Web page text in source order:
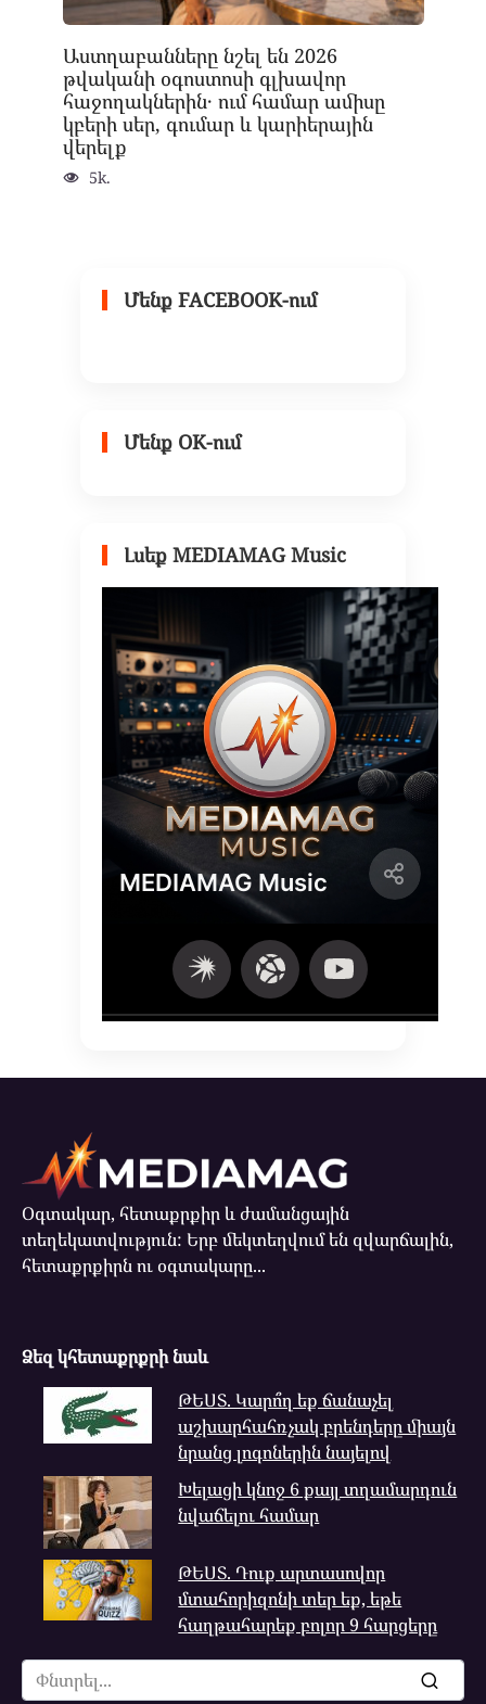
Աստղաբանները նշել են 2026
թվականի օգոստոսի գլխավոր
հաջողակներին․ ում համար ամիսը
կբերի սեր, գումար և կարիերային
վերելք
5k.
Մենք FACEBOOK-ում
Մենք OK-ում
Լսեք MEDIAMAG Music
Օգտակար, հետաքրքիր և ժամանցային
տեղեկատվություն: Երբ մեկտեղվում են զվարճալին,
հետաքրքիրն ու օգտակարը...
Ձեզ կհետաքրքրի նաև
ԹԵՍՏ. Կարո՞ղ եք ճանաչել
աշխարհահռչակ բրենդերը միայն
նրանց լոգոներին նայելով
Խելացի կնոջ 6 քայլ տղամարդուն
նվաճելու համար
ԹԵՍՏ. Դուք արտասովոր
մտահորիզոնի տեր եք, եթե
հաղթահարեք բոլոր 9 հարցերը
Search
for: